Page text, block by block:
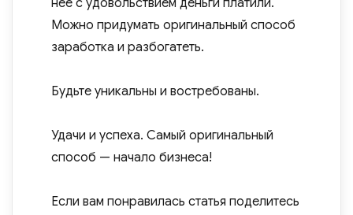
нее с удовольствием деньги платили.
Можно придумать оригинальный способ
заработка и разбогатеть.
Будьте уникальны и востребованы.
Удачи и успеха. Самый оригинальный
способ — начало бизнеса!
Если вам понравилась статья поделитесь